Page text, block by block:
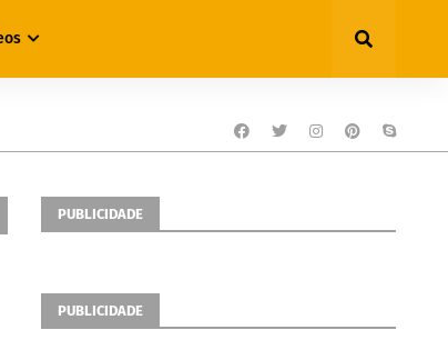
PUBLICIDADE
PUBLICIDADE